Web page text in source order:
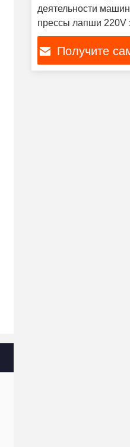
деятельности
прессы лапши 220V
делая машину
Получите